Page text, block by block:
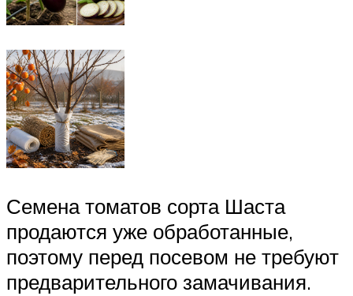
Семена томатов сорта Шаста
продаются уже обработанные,
поэтому перед посевом не требуют
предварительного замачивания.